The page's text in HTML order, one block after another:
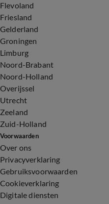
Flevoland
Friesland
Gelderland
Groningen
Limburg
Noord-Brabant
Noord-Holland
Overijssel
Utrecht
Zeeland
Zuid-Holland
Voorwaarden
Over ons
Privacyverklaring
Gebruiksvoorwaarden
Cookieverklaring
Digitale diensten